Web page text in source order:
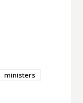
ministers